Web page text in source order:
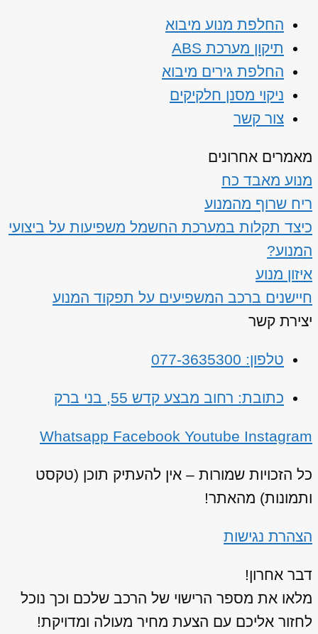
החלפת מנוע מיבוא
תיקון מערכת ABS
החלפת גירים מיבוא
ניקוי מסנן חלקיקים
צור קשר
מאמרים אחרונים
מנוע מאבד כח
ריח שרוף מהמנוע
כיצד תקלות במערכת החשמל משפיעות על ביצועי
המנוע?
איזון מנוע
חיישנים ברכב המשפיעים על תפקוד המנוע
יצירת קשר
טלפון: 077-3635300
כתובת: רחוב מבצע קדש 55, בני ברק
Whatsapp Facebook Youtube Instagram
כל הזכויות שמורות – אין להעתיק תוכן (טקסט
ותמונות) מהאתר!
הצהרת נגישות
דבר אחרון!
מלאו את מספר הרישוי של הרכב שלכם וכך נוכל
לחזור אליכם עם הצעת מחיר מעולה ומדויקת!